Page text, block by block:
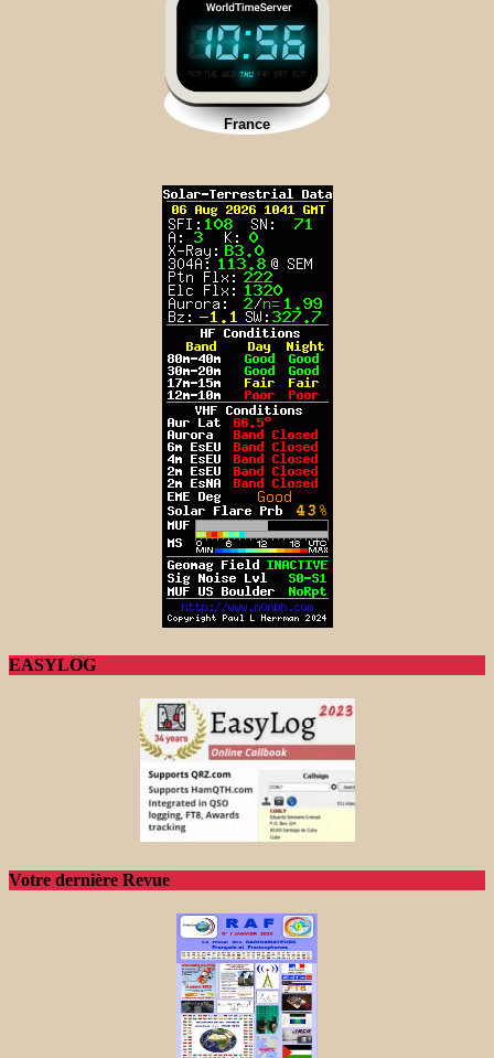
EASYLOG
Votre dernière Revue